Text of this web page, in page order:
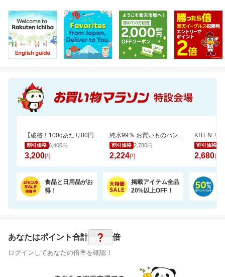
【破格！100gあたり80円（送料無料）】宮崎県産朝引き鶏むね肉4kg⇒3,200円！
割引価格 6,400円
3,200円
純水99％ お買いものパンダ！ おしりふき 80枚 24個
割引価格 2,780円
2,224円
KITEN リ
割引価格
2,680円
食品と日用品がお
得！
掲載アイテム全品
20%以上OFF！
あなたはポイント合計 ? 倍
ログインしてあなたの倍率を確認！